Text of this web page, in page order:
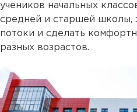
учеников начальных
средней и старшей школы,
потоки и сделать
разных возрастов.